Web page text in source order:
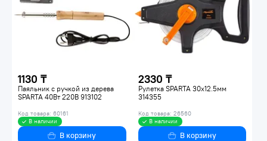
1130 ₸
Паяльник с ручкой из дерева
SPARTA 40Вт 220В 913102
Код товара: 60161
В наличии
В корзину
2330 ₸
Рулетка SPARTA 30x12.5мм
314355
Код товара: 26560
В наличии
В корзину